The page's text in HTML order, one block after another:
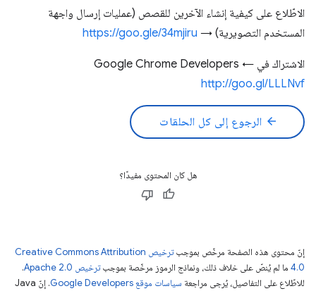
الاطّلاع على كيفية إنشاء الآخرين للقصص (عمليات إرسال واجهة
المستخدم التصويرية) → https://goo.gle/34mjiru
الاشتراك في Google Chrome Developers ←
http://goo.gl/LLLNvf
arrow_back الرجوع إلى كل الحلقات
هل كان المحتوى مفيدًا؟
إنّ محتوى هذه الصفحة مرخّص بموجب
ترخيص Creative Commons Attribution
4.0‏ ما لم يُنصّ على خلاف ذلك، ونماذج الرموز مرخّصة بموجبترخيص Apache 2.0‏
.
للاطّلاع على التفاصيل، يُرجى مراجعة سياسات موقع Google Developers‏
. إنّ Java